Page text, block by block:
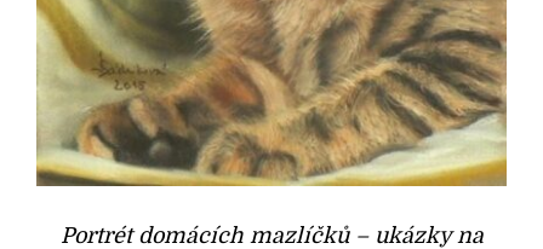
Portrét domácích mazlíčků – ukázky na